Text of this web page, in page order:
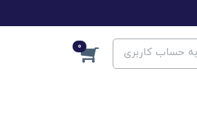
حساب کاربری 0